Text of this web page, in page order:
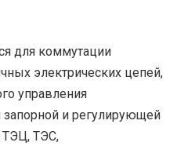
для коммутации
электрических цепей,
управления
и регулирующей
ТЭЦ, ТЭС,